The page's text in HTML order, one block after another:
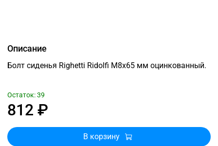
Описание
Болт сиденья Righetti Ridolfi М8x65 мм оцинкованный.
812 ₽
Остаток: 39
В корзину